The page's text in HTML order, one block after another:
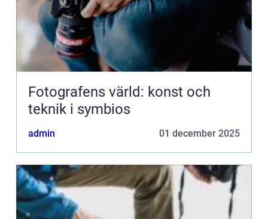
Fotografens värld: konst och
teknik i symbios
admin 01 december 2025